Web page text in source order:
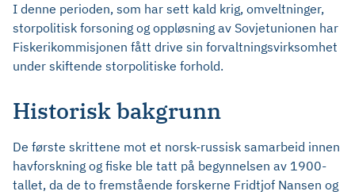
I denne perioden, som har sett kald krig, omveltninger,
storpolitisk forsoning og oppløsning av Sovjetunionen har
Fiskerikommisjonen fått drive sin forvaltningsvirksomhet
under skiftende storpolitiske forhold.
Historisk bakgrunn
De første skrittene mot et norsk-russisk samarbeid innen
havforskning og fiske ble tatt på begynnelsen av 1900-
tallet, da de to fremstående forskerne Fridtjof Nansen og